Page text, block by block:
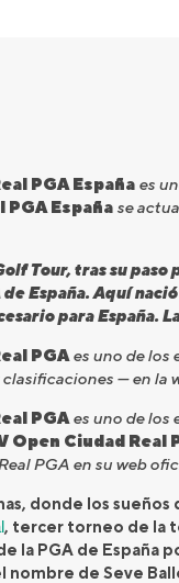
PGA España es
PGA España se
Tour, tras su
España. Aquí
para España.
PGA es uno de los
— en la
PGA es uno de los
Open Ciudad Real
PGA en su web
donde los
, tercer torneo de la
la PGA de España
nombre de Seve